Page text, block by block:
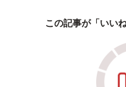
この記事が「いい